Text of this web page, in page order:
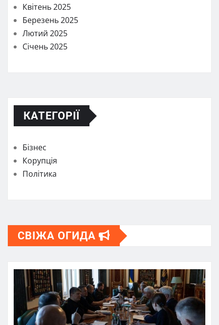
Квітень 2025
Березень 2025
Лютий 2025
Січень 2025
КАТЕГОРІЇ
Бізнес
Корупція
Політика
СВІЖА ОГИДА